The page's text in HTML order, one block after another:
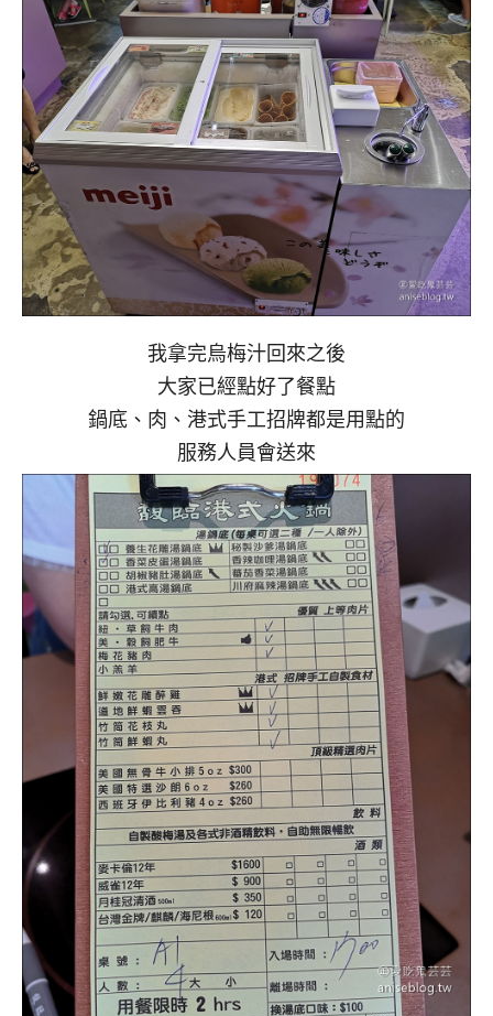
我拿完烏梅汁回來之後
大家已經點好了餐點
鍋底、肉、港式手工招牌都是用點的
服務人員會送來